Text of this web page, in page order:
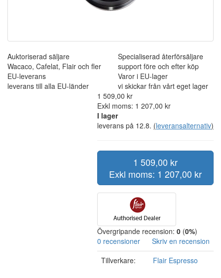
Auktoriserad säljare
Wacaco, Cafelat, Flair och fler
Specialiserad återförsäljare
support före och efter köp
EU-leverans
leverans till alla EU-länder
Varor i EU-lager
vi skickar från vårt eget lager
1 509,00 kr
Exkl moms: 1 207,00 kr
I lager
leverans på 12.8. (leveransalternativ)
1 509,00 kr
Exkl moms: 1 207,00 kr
Övergripande recension: 0 (0%)
0 recensioner
Skriv en recension
Tillverkare:
Flair Espresso